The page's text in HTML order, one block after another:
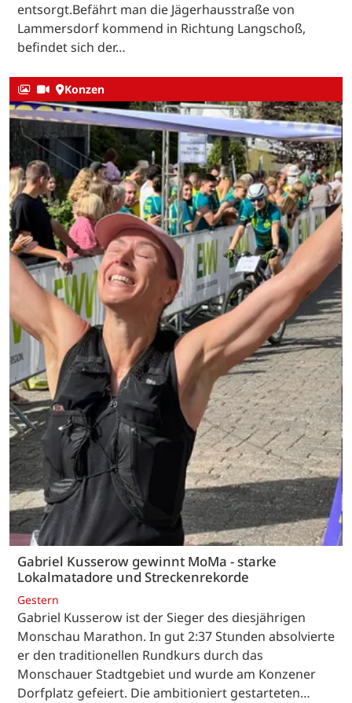
entsorgt.Befährt man die Jägerhausstraße von
Lammersdorf kommend in Richtung Langschoß,
befindet sich der…
Konzen
Gabriel Kusserow gewinnt MoMa - starke
Lokalmatadore und Streckenrekorde
Gestern
Gabriel Kusserow ist der Sieger des diesjährigen
Monschau Marathon. In gut 2:37 Stunden absolvierte
er den traditionellen Rundkurs durch das
Monschauer Stadtgebiet und wurde am Konzener
Dorfplatz gefeiert. Die ambitioniert gestarteten…